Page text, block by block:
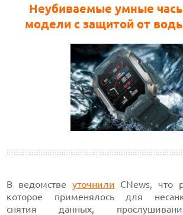
Неубиваемые умные
модели с защитой от
В ведомстве уточнили CNews, что
которое применялось для
снятия данных,